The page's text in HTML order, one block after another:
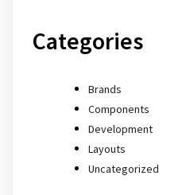
Categories
Brands
Components
Development
Layouts
Uncategorized